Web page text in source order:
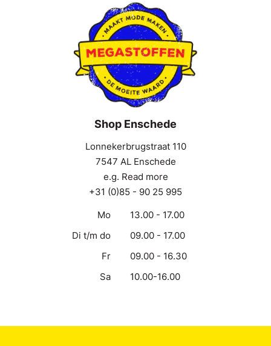
Shop Enschede
Lonnekerbrugstraat 110
7547 AL Enschede
e.g. Read more
+31 (0)85 - 90 25 995
Mo
13.00 - 17.00
Di t/m do
09.00 - 17.00
Fr
09.00 - 16.30
Sa
10.00-16.00